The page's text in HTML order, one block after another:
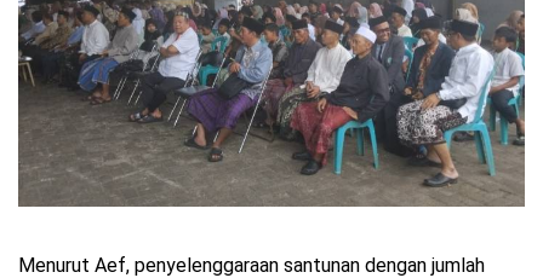
Menurut Aef, penyelenggaraan santunan dengan jumlah